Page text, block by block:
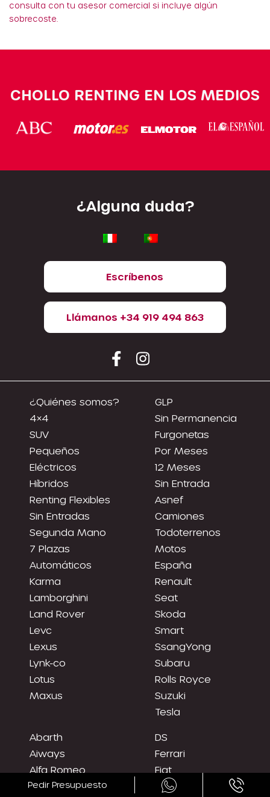
consulta con tu asesor comercial si incluye algún
sobrecoste.
CHOLLO RENTING EN LOS MEDIOS
¿Alguna duda?
Escríbenos
Llámanos +34 919 494 863
¿Quiénes somos?
4×4
SUV
Pequeños
Eléctricos
Híbridos
Renting Flexibles
Sin Entradas
Segunda Mano
7 Plazas
Automáticos
Karma
Lamborghini
Land Rover
Levc
Lexus
Lynk-co
Lotus
Maxus
Abarth
Aiways
Alfa Romeo
Alpine
DS
Ferrari
Fiat
Fisker
GLP
Sin Permanencia
Furgonetas
Por Meses
12 Meses
Sin Entrada
Asnef
Camiones
Todoterrenos
Motos
España
Renault
Seat
Skoda
Smart
SsangYong
Subaru
Rolls Royce
Suzuki
Tesla
Pedir Presupuesto